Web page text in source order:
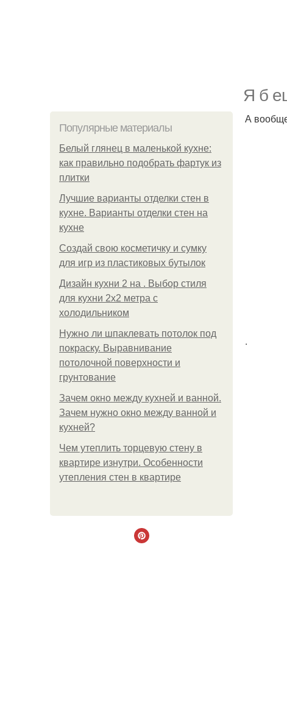
Я б
Популярные материалы
Белый глянец в маленькой кухне:
как правильно подобрать фартук из
плитки
Лучшие варианты отделки стен в
кухне. Варианты отделки стен на
кухне
Создай свою косметичку и сумку
для игр из пластиковых бутылок
Дизайн кухни 2 на . Выбор стиля
для кухни 2х2 метра с
холодильником
Нужно ли шпаклевать потолок под
покраску. Выравнивание
потолочной поверхности и
грунтование
Зачем окно между кухней и ванной.
Зачем нужно окно между ванной и
кухней?
Чем утеплить торцевую стену в
квартире изнутри. Особенности
утепления стен в квартире
А
.